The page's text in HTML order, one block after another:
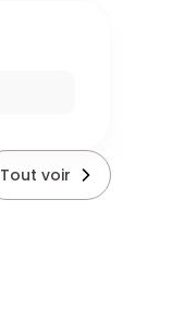
Tout voir